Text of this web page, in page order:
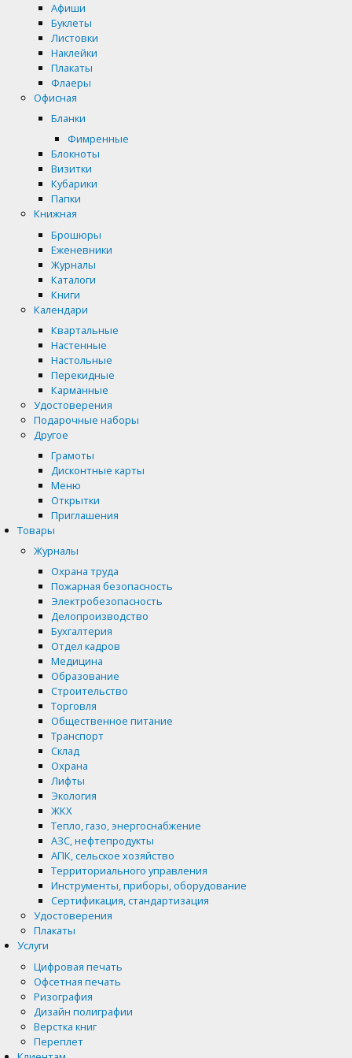
Афиши
Буклеты
Листовки
Наклейки
Плакаты
Флаеры
Офисная
Бланки
Фимренные
Блокноты
Визитки
Кубарики
Папки
Книжная
Брошюры
Еженевники
Журналы
Каталоги
Книги
Календари
Квартальные
Настенные
Настольные
Перекидные
Карманные
Удостоверения
Подарочные наборы
Другое
Грамоты
Дисконтные карты
Меню
Открытки
Приглашения
Товары
Журналы
Охрана труда
Пожарная безопасность
Электробезопасность
Делопроизводство
Бухгалтерия
Отдел кадров
Медицина
Образование
Строительство
Торговля
Общественное питание
Транспорт
Склад
Охрана
Лифты
Экология
ЖКХ
Тепло, газо, энергоснабжение
АЗС, нефтепродукты
АПК, сельское хозяйство
Территориального управления
Инструменты, приборы, оборудование
Сертификация, стандартизация
Удостоверения
Плакаты
Услуги
Цифровая печать
Офсетная печать
Ризография
Дизайн полиграфии
Верстка книг
Переплет